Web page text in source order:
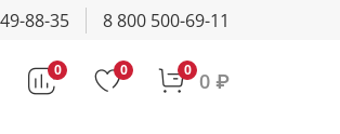
88-35 8 800 500-69-11
0 0 0 0 ₽